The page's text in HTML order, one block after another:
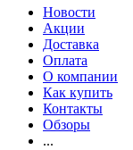
Новости
Акции
Доставка
Оплата
О компании
Как купить
Контакты
Обзоры
...